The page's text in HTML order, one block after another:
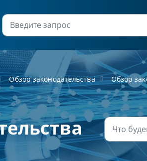
Обзор законодательства Обзор